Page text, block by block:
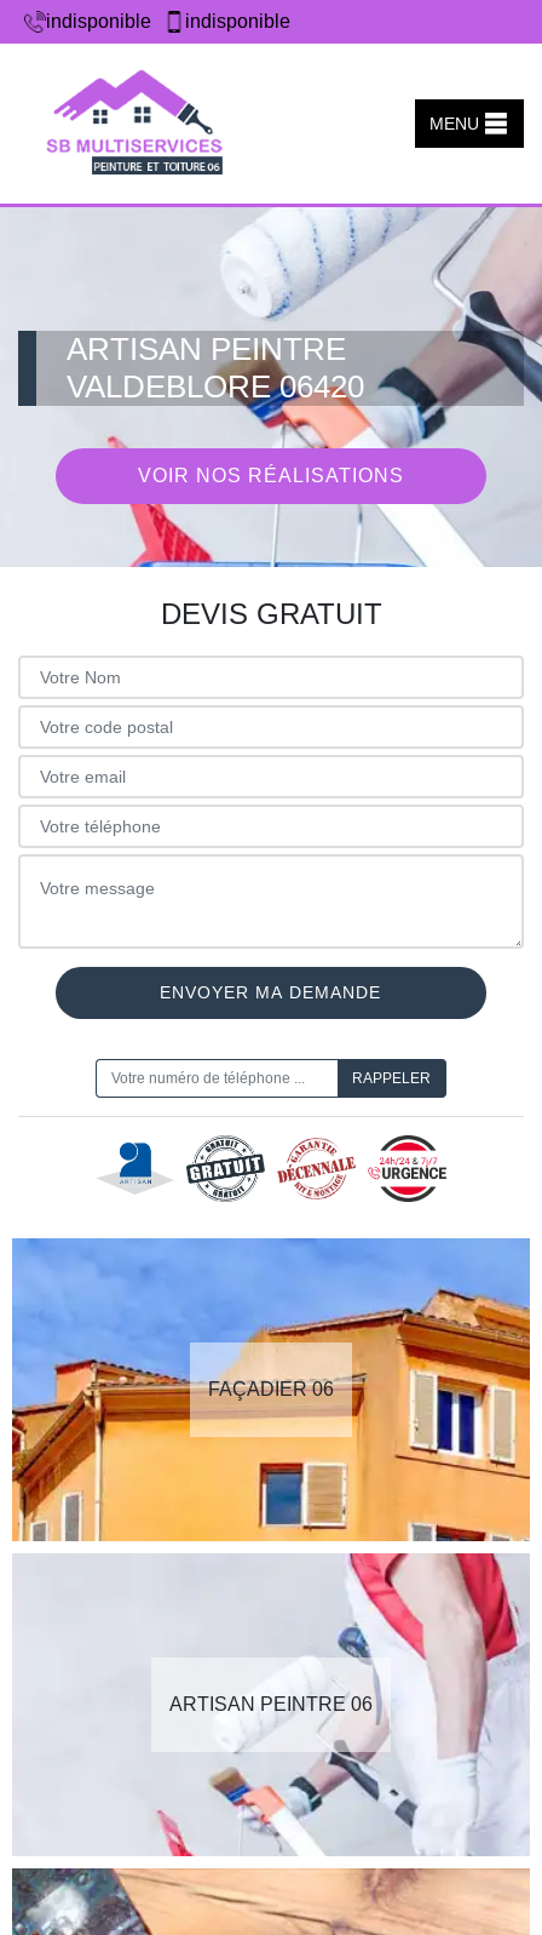
indisponible indisponible
MENU
ARTISAN PEINTRE
VALDEBLORE 06420
VOIR NOS RÉALISATIONS
DEVIS GRATUIT
FAÇADIER 06
ARTISAN PEINTRE 06